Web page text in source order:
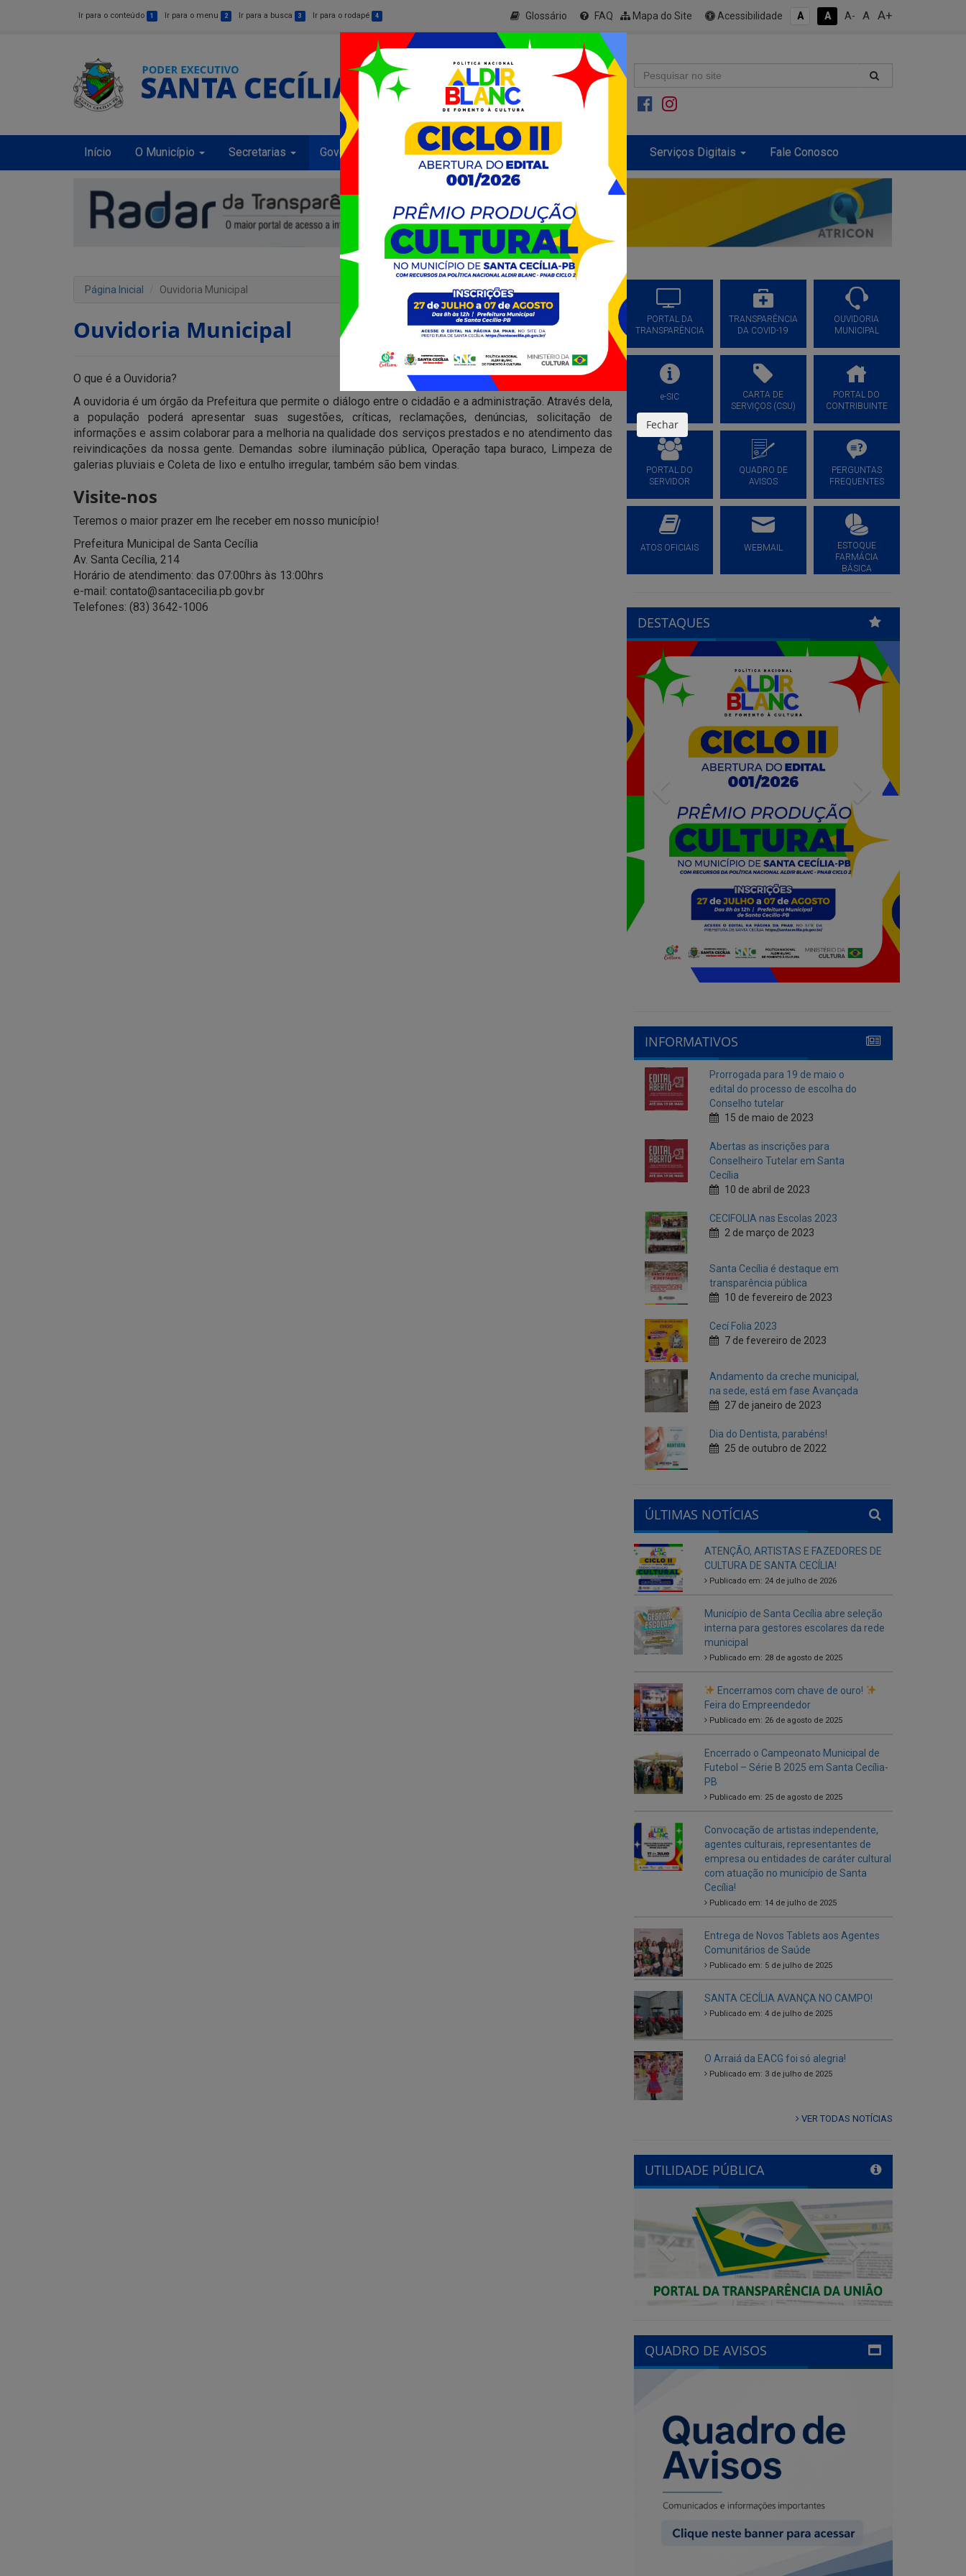
Ir para o conteúdo 1 Ir para o menu 2 Ir para a busca 3 Ir para o rodapé 4 Glossário FAQ Mapa do Site Acessibilidade A A A- A A+
Início O Município Secretarias Governo Municipal Informe-se + Transparência Serviços Digitais Fale Conosco
Página Inicial Ouvidoria Municipal
Ouvidoria Municipal
O que é a Ouvidoria?
A ouvidoria é um órgão da Prefeitura que permite o diálogo entre o cidadão e a administração. Através dela,
a população poderá apresentar suas sugestões, críticas, reclamações, denúncias, solicitação de
informações e assim colaborar para a melhoria na qualidade dos serviços prestados e no atendimento das
reivindicações da nossa gente. Demandas sobre iluminação pública, Operação tapa buraco, Limpeza de
galerias pluviais e Coleta de lixo e entulho irregular, também são bem vindas.
Visite-nos
Teremos o maior prazer em lhe receber em nosso município!
Prefeitura Municipal de Santa Cecília
Av. Santa Cecília, 214
Horário de atendimento: das 07:00hrs às 13:00hrs
e-mail: contato@santacecilia.pb.gov.br
Telefones: (83) 3642-1006
PORTAL DA
TRANSPARÊNCIA
TRANSPARÊNCIA
DA COVID-19
OUVIDORIA
MUNICIPAL
e-SIC
CARTA DE
SERVIÇOS (CSU)
PORTAL DO
CONTRIBUINTE
PORTAL DO
SERVIDOR
QUADRO DE
AVISOS
PERGUNTAS
FREQUENTES
ATOS OFICIAIS WEBMAIL
ESTOQUE
FARMÁCIA
BÁSICA
DESTAQUES
Fechar
Previous Next
INFORMATIVOS
Conselho tutelar
15 de maio de 2023
Abertas as inscrições para
Conselheiro Tutelar em Santa
Cecília
CECIFOLIA nas Escolas 2023
2 de março de 2023
Santa Cecília é destaque em
transparência pública
10 de fevereiro de 2023
Cecí Folia 2023
7 de fevereiro de 2023
Andamento da creche municipal,
na sede, está em fase Avançada
Dia do Dentista, parabéns!
25 de outubro de 2022
ÚLTIMAS NOTÍCIAS
CULTURA DE SANTA CECÍLIA!
Município de Santa Cecília abre seleção
interna para gestores escolares da rede
municipal
Encerramos com chave de ouro!
Feira do Empreendedor
Publicado em: 26 de agosto de 2025
Encerrado o Campeonato Municipal de
Futebol – Série B 2025 em Santa Cecília-
PB
Convocação de artistas independente,
agentes culturais, representantes de
empresa ou entidades de caráter cultural
Cecília!
Publicado em: 14 de julho de 2025
Entrega de Novos Tablets aos Agentes
Comunitários de Saúde
Publicado em: 5 de julho de 2025
SANTA CECÍLIA AVANÇA NO CAMPO!
O Arraiá da EACG foi só alegria!
Publicado em: 3 de julho de 2025
VER TODAS NOTÍCIAS
Previous Next
QUADRO DE AVISOS